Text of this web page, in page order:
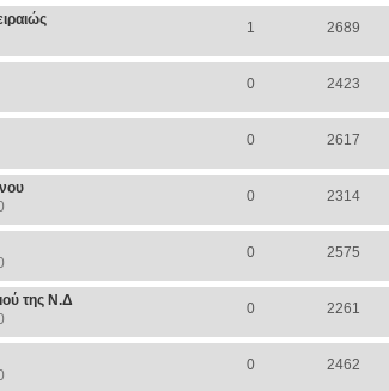
1 2689
0 2423
0 2617
0 2314
0 2575
της Ν.Δ
0 2261
0 2462